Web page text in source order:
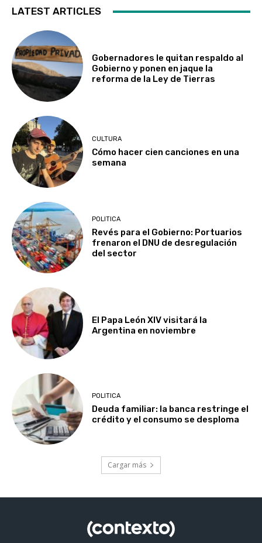
LATEST ARTICLES
Gobernadores le quitan respaldo al
Gobierno y ponen en jaque la
reforma de la Ley de Tierras
CULTURA
Cómo hacer cien canciones en una
semana
POLITICA
Revés para el Gobierno: Portuarios
frenaron el DNU de desregulación
del sector
El Papa León XIV visitará la
Argentina en noviembre
POLITICA
Deuda familiar: la banca restringe el
crédito y el consumo se desploma
Cargar más